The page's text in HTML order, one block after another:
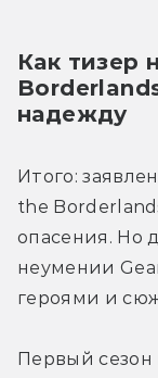
Как тизер
надежду
Итого:
the
опасения. Но
неумении
героями и
Первый сезон